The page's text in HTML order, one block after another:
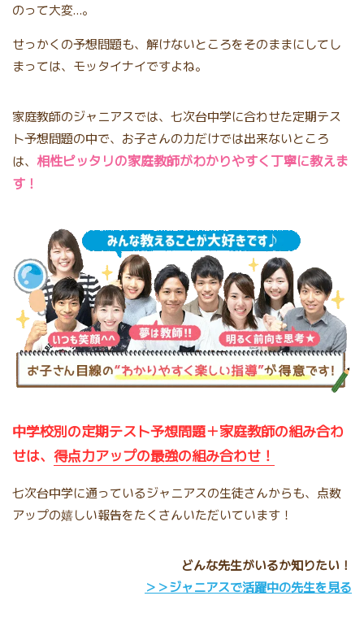
のって大変…。
せっかくの予想問題も、解けないところをそのままにしてし
まっては、モッタイナイですよね。
家庭教師のジャニアスでは、七次台中学に合わせた定期テス
ト予想問題の中で、お子さんの力だけでは出来ないところ
は、 相性ピッタリの家庭教師がわかりやすく丁寧に教えま
す！
中学校別の定期テスト予想問題＋家庭教師の組み合わ
せは、 得点力アップの最強の組み合わせ！
七次台中学に通っているジャニアスの生徒さんからも、点数
アップの嬉しい報告をたくさんいただいています！
どんな先生がいるか知りたい！
＞＞ジャニアスで活躍中の先生を見る